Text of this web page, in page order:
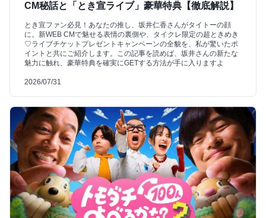
CM秘話と「とき宣ライブ」豪華特典【徹底解説】
とき宣ファン必見！あなたの推し、坂井仁香さんがタイトーの顔
に。新WEB CMで魅せる表情の裏側や、タイクレ限定の超ときめき
♡ライブチケットプレゼントキャンペーンの全貌を、私が驚いたポ
イントと共にご紹介します。この記事を読めば、坂井さんの新たな
魅力に触れ、豪華特典を確実にGETする方法が手に入りますよ
2026/07/31